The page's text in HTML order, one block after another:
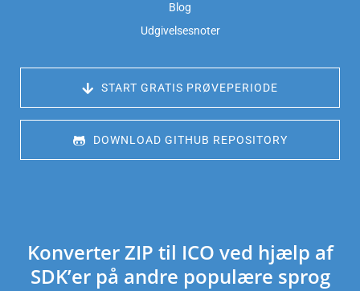
Blog
Udgivelsesnoter
START GRATIS PRØVEPERIODE
DOWNLOAD GITHUB REPOSITORY
Konverter ZIP til ICO ved hjælp af
SDK’er på andre populære sprog